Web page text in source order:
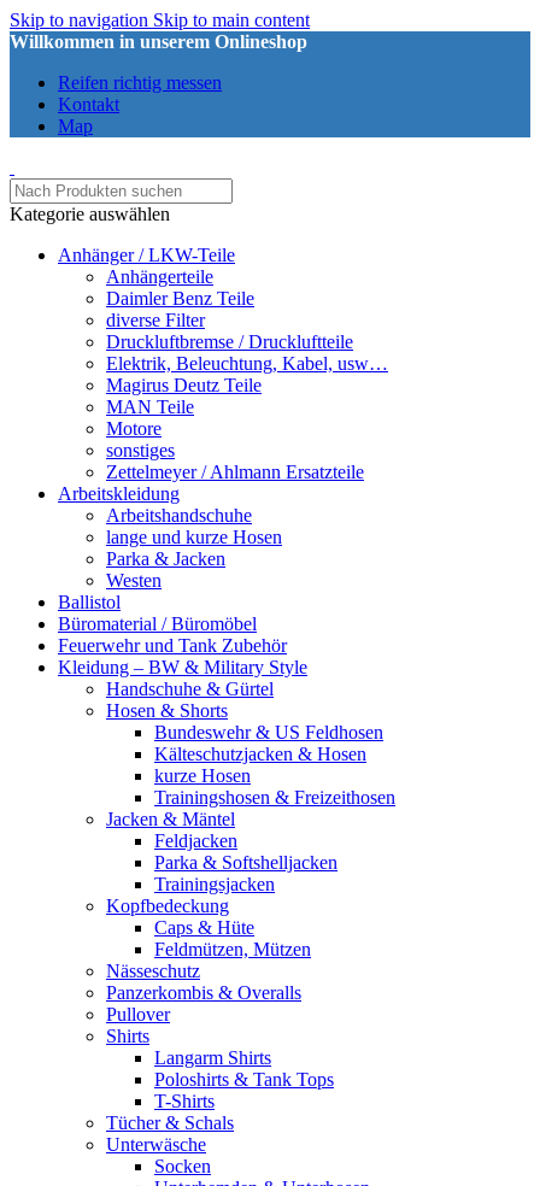
Skip to navigation Skip to main content
Willkommen in unserem Onlineshop
Reifen richtig messen
Kontakt
Map
Kategorie auswählen
Anhänger / LKW-Teile
Anhängerteile
Daimler Benz Teile
diverse Filter
Druckluftbremse / Druckluftteile
Elektrik, Beleuchtung, Kabel, usw…
Magirus Deutz Teile
MAN Teile
Motore
sonstiges
Zettelmeyer / Ahlmann Ersatzteile
Arbeitskleidung
Arbeitshandschuhe
lange und kurze Hosen
Parka & Jacken
Westen
Ballistol
Büromaterial / Büromöbel
Feuerwehr und Tank Zubehör
Kleidung – BW & Military Style
Handschuhe & Gürtel
Hosen & Shorts
Bundeswehr & US Feldhosen
Kälteschutzjacken & Hosen
kurze Hosen
Trainingshosen & Freizeithosen
Jacken & Mäntel
Feldjacken
Parka & Softshelljacken
Trainingsjacken
Kopfbedeckung
Caps & Hüte
Feldmützen, Mützen
Nässeschutz
Panzerkombis & Overalls
Pullover
Shirts
Langarm Shirts
Poloshirts & Tank Tops
T-Shirts
Tücher & Schals
Unterwäsche
Socken